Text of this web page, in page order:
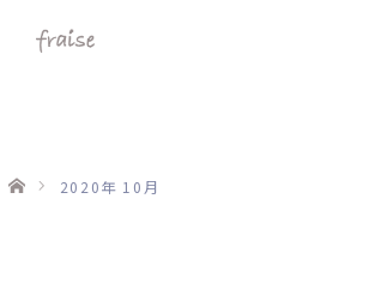
2020年 10月